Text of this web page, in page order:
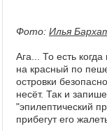
Фото: Илья
Ага... То есть
на красный по
островки
несёт. Так и
"эпилептический
прибегут его